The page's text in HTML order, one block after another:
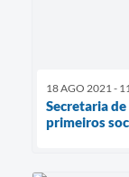
18 AGO 2021 -
Secretaria
primeiros